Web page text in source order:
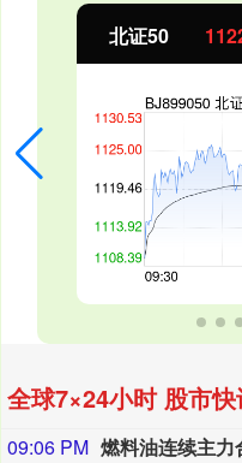
北证50
全球7×24小时 股市
09:06 PM 燃料油连续主力